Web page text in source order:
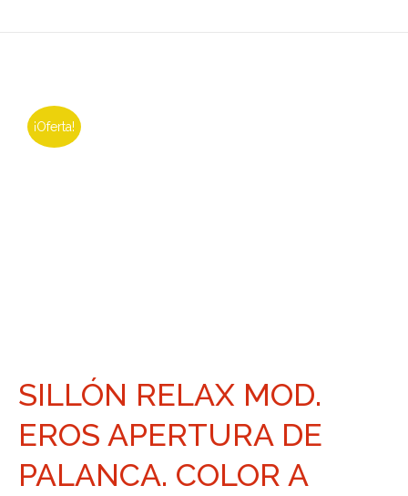
¡Oferta!
SILLÓN RELAX MOD.
EROS APERTURA DE
PALANCA. COLOR A